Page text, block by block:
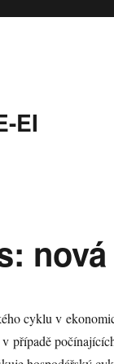
EI
cyklu v
případě